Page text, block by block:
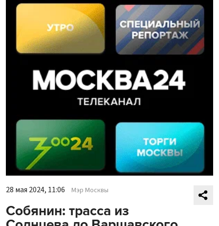
28 мая 2024, 11:06 Мэр Москвы
Собянин: трасса из